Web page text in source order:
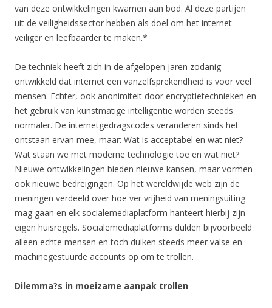
van deze ontwikkelingen kwamen aan bod. Al deze partijen
uit de veiligheidssector hebben als doel om het internet
veiliger en leefbaarder te maken.*
De techniek heeft zich in de afgelopen jaren zodanig
ontwikkeld dat internet een vanzelfsprekendheid is voor veel
mensen. Echter, ook anonimiteit door encryptietechnieken en
het gebruik van kunstmatige intelligentie worden steeds
normaler. De internetgedragscodes veranderen sinds het
ontstaan ervan mee, maar: Wat is acceptabel en wat niet?
Wat staan we met moderne technologie toe en wat niet?
Nieuwe ontwikkelingen bieden nieuwe kansen, maar vormen
ook nieuwe bedreigingen. Op het wereldwijde web zijn de
meningen verdeeld over hoe ver vrijheid van meningsuiting
mag gaan en elk socialemediaplatform hanteert hierbij zijn
eigen huisregels. Socialemediaplatforms dulden bijvoorbeeld
alleen echte mensen en toch duiken steeds meer valse en
machinegestuurde accounts op om te trollen.
Dilemma?s in moeizame aanpak trollen